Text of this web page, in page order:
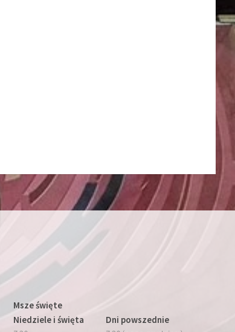
Msze święte
Niedziele i święta
Dni powszednie